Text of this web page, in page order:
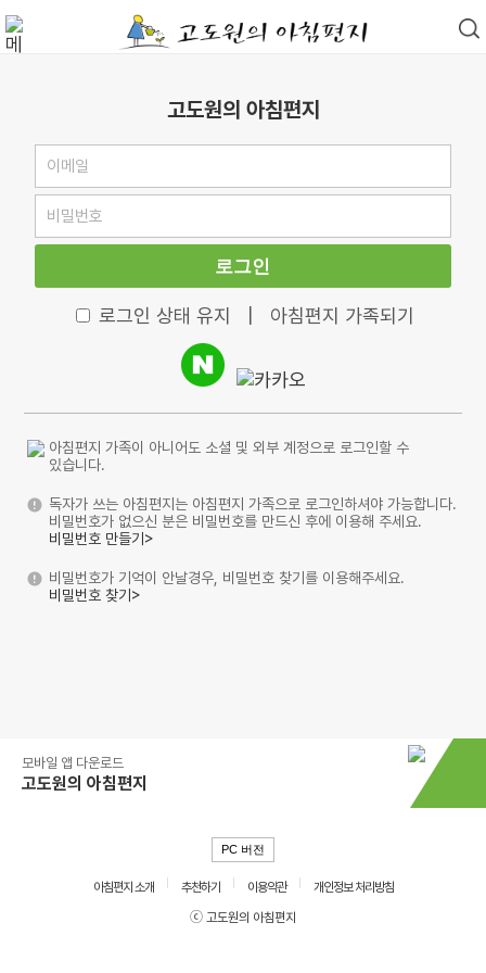
고도원의 아침편지
로그인
로그인 상태 유지 아침편지 가족되기
아침편지 가족이 아니어도 소셜 및 외부 계정으로 로그인할 수
있습니다.
독자가 쓰는 아침편지는 아침편지 가족으로 로그인하셔야 가능합니다.
비밀번호가 없으신 분은 비밀번호를 만드신 후에 이용해 주세요.
비밀번호 만들기>
비밀번호가 기억이 안날경우, 비밀번호 찾기를 이용해주세요.
비밀번호 찾기>
모바일 앱 다운로드
고도원의 아침편지
PC 버전
아침편지 소개 추천하기 이용약관
개인정보 처리방침
ⓒ 고도원의 아침편지